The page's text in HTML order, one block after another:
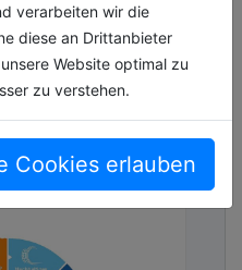
verarbeiten wir die
diese an Drittanbieter
Website optimal zu
zu verstehen.
Cookies erlauben
up-Szene und der
Unternehmen baut
Plattform für die
weiter aus –
für die Zukunft der